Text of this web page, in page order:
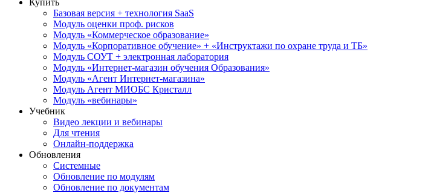
Купить
Базовая версия + технология SaaS
Модуль оценки проф. рисков
Модуль «Коммерческое образование»
Модуль «Корпоративное обучение» + «Инструктажи по охране труда и ТБ»
Модуль СОУТ + электронная лаборатория
Модуль «Интернет-магазин обучения Образования»
Модуль «Агент Интернет-магазина»
Модуль Агент МИОБС Кристалл
Модуль «вебинары»
Учебник
Видео лекции и вебинары
Для чтения
Онлайн-поддержка
Обновления
Системные
Обновление по модулям
Обновление по документам